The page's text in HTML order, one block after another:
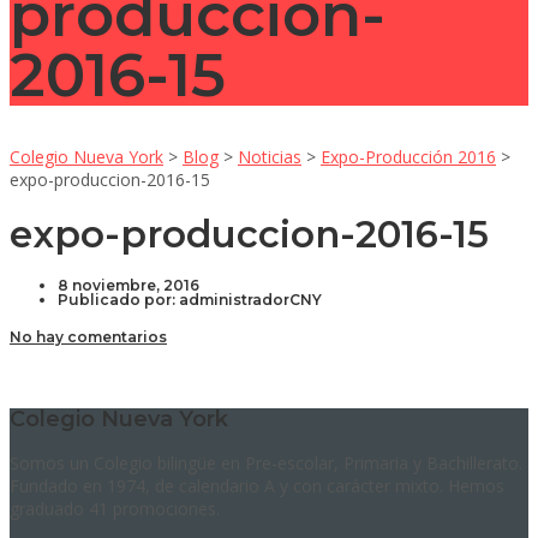
2016-15
Colegio Nueva York > Blog > Noticias > Expo-Producción 2016 >
expo-produccion-2016-15
expo-produccion-2016-15
8 noviembre, 2016
Publicado por: administradorCNY
No hay comentarios
Colegio Nueva York